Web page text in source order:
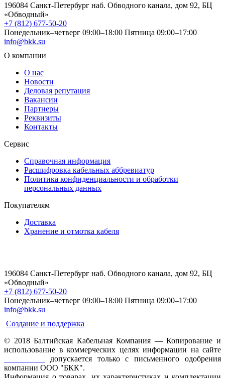
196084 Санкт-Петербург наб. Обводного канала, дом 92, БЦ
«Обводный»
+7 (812) 677-50-20
Понедельник–четверг 09:00–18:00 Пятница 09:00–17:00
info@bkk.su
О компании
О нас
Новости
Деловая репутация
Вакансии
Партнеры
Реквизиты
Контакты
Сервис
Справочная информация
Расшифровка кабельных аббревиатур
Политика конфиденциальности и обработки
персональных данных
Покупателям
Доставка
Хранение и отмотка кабеля
196084 Санкт-Петербург наб. Обводного канала, дом 92, БЦ
«Обводный»
+7 (812) 677-50-20
Понедельник–четверг 09:00–18:00 Пятница 09:00–17:00
info@bkk.su
Создание и поддержка
© 2018 Балтийская Кабельная Компания — Копирование и
использование в коммерческих целях информации на сайте
допускается только с письменного одобрения
компании ООО "БКК".